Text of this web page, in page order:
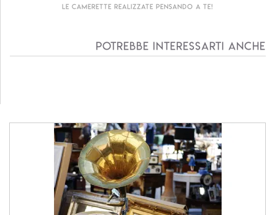
pensando a te!
Potrebbe interessarti anche